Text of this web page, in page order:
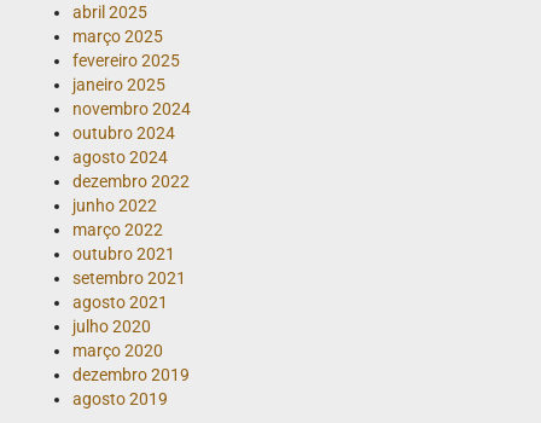
abril 2025
março 2025
fevereiro 2025
janeiro 2025
novembro 2024
outubro 2024
agosto 2024
dezembro 2022
junho 2022
março 2022
outubro 2021
setembro 2021
agosto 2021
julho 2020
março 2020
dezembro 2019
agosto 2019